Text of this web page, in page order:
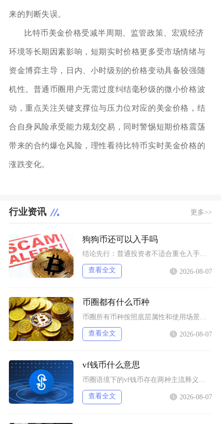
来的判断失误。
比特币美金价格受减半周期、监管政策、宏观经济
环境等长期因素影响，短期实时价格更多受市场情绪与
资金博弈主导，日内、小时级别的价格变动具备较强随
机性。普通币圈用户无需过度纠结毫秒级的微小价格波
动，重点关注关键支撑位与压力位对应的美金价格，结
合自身风险承受能力规划交易，同时警惕短期价格震荡
带来的合约爆仓风险，理性看待比特币实时美金价格的
涨跌变化。
行业资讯 更多>>
狗狗币还可以入手吗
结论先行：普通投资者不适合重仓入手狗狗币，仅能拿出总资产极小比例做短期情绪博弈，长线持仓性
查看全文 2026-08-07
币圈都有什么币种
查看全文 2026-08-07
vf钱币什么意思
查看全文 2026-08-07